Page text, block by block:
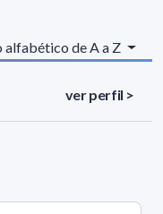
de A a Z
ver perfil >